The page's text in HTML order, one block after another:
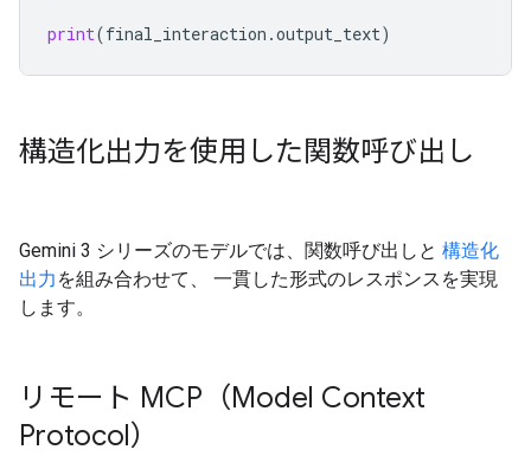
print(final_interaction .output_text)
構造化出力を使用した関数呼び出し
Gemini 3 シリーズのモデルでは、関数呼び出しと 構造化
出力 を組み合わせて、 一貫した形式のレスポンスを実現
します。
リモート MCP（Model Context
Protocol）